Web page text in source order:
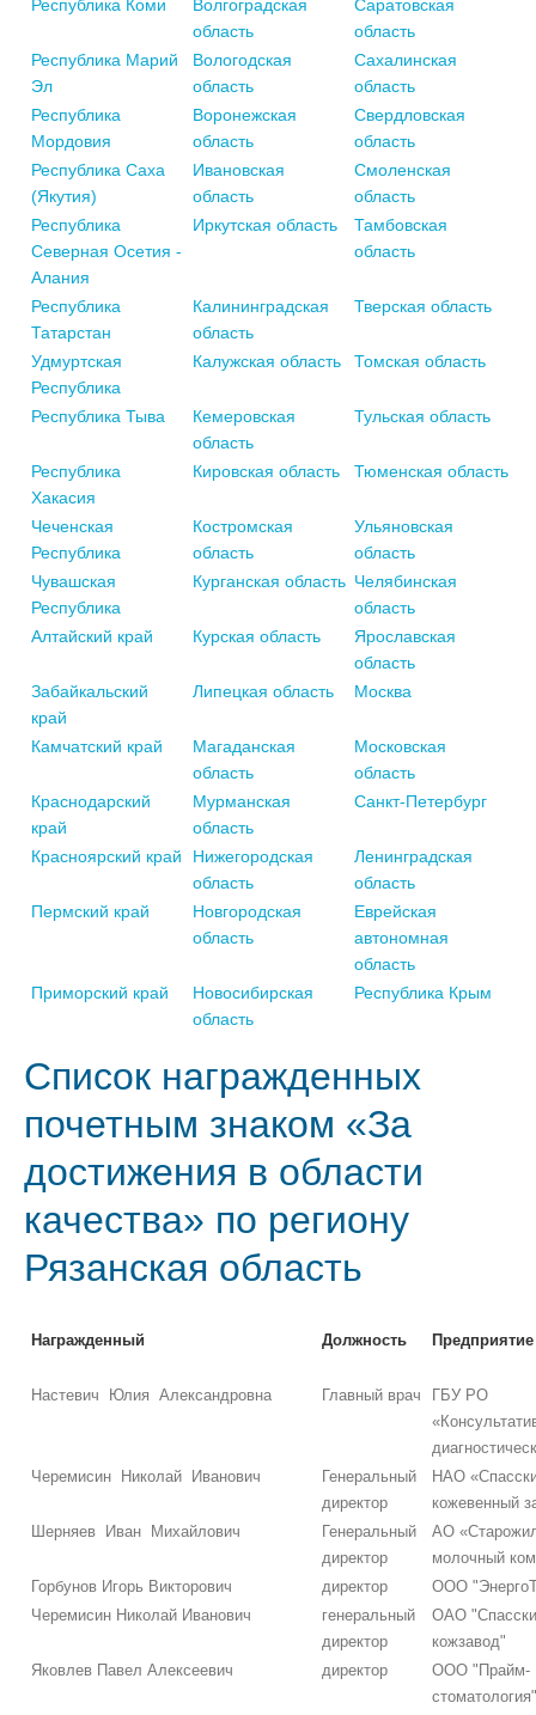
Республика Коми
Волгоградская
область
Саратовская
область
Республика Марий
Эл
Вологодская
область
Сахалинская
область
Республика
Мордовия
Воронежская
область
Свердловская
область
Республика Саха
(Якутия)
Ивановская
область
Смоленская
область
Республика
Северная Осетия -
Алания
Иркутская область
Тамбовская
область
Республика
Татарстан
Калининградская
область
Тверская область
Удмуртская
Республика
Калужская область Томская область
Республика Тыва
Кемеровская
область
Тульская область
Республика
Хакасия
Кировская область Тюменская область
Чеченская
Республика
Костромская
область
Ульяновская
область
Чувашская
Республика
Курганская область Челябинская
область
Алтайский край
Курская область
Ярославская
область
Забайкальский
край
Липецкая область Москва
Камчатский край
Магаданская
область
Московская
область
Краснодарский
край
Мурманская
область
Санкт-Петербург
Красноярский край
Нижегородская
область
Ленинградская
область
Пермский край
Новгородская
область
Еврейская
автономная
область
Приморский край
Новосибирская
область
Республика Крым
Список награжденных
почетным знаком «За
достижения в области
качества» по региону
Рязанская область
Награжденный Должность Предприятие
Настевич Юлия Александровна Главный врач
ГБУ РО
Черемисин Николай Иванович
Генеральный
директор
НАО
кожевенный
Шерняев Иван Михайлович
Генеральный
директор
АО
молочный
Горбунов Игорь Викторович
директор
ООО
Черемисин Николай Иванович
генеральный
директор
ОАО
кожзавод"
Яковлев Павел Алексеевич
директор
ООО "Прайм-
стоматология"